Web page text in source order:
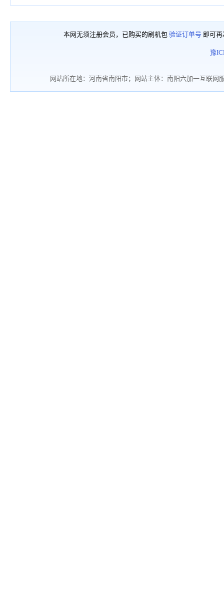
本网无须注册会员，已购买的刷机包 验证订单号 即可
豫
网站所在地：河南省南阳市；网站主体：南阳六加一互联